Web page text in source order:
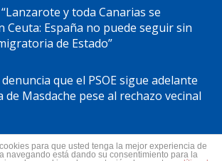
y toda Canarias se
Ceuta: España no puede seguir sin
de Estado”
denuncia que el PSOE sigue adelante
de Masdache pese al rechazo vecinal
para que usted tenga la mejor experiencia de
navegando está dando su consentimiento para la